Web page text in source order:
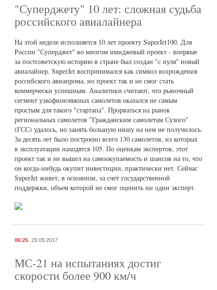
"Суперджету" 10 лет: сложная судьба
российского авиалайнера
На этой неделе исполняется 10 лет проекту SuperJet100. Для
России "Суперджет" во многом имиджевый проект - впервые
за постсоветскую историю в стране был создан "с нуля" новый
авиалайнер. SuperJet воспринимался как символ возрождения
российского авиапрома, но проект так и не смог стать
коммерчески успешным. Аналитики считают, что рыночный
сегмент узкофюзеляжных самолетов оказался не самым
простым для такого "стартапа". Прорваться на рынок
региональных самолетов "Гражданским самолетам Сухого"
(ГСС) удалось, но занять большую нишу на нем не получилось.
За десять лет было построено всего 130 самолетов, из которых
в эксплуатации находятся 105. По оценкам экспертов, этот
проект так и не вышел на самоокупаемость и шансов на то, что
он когда-нибудь окупит инвестиции, практически нет. Сейчас
SuperJet живет, в основном, за счет государственной
поддержки, объем которой не смог оценить ни один эксперт.
06:25 29.09.2017
МС-21 на испытаниях достиг
скорости более 900 км/ч